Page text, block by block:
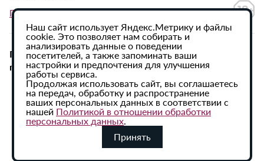
Политика в отношении обработки персональных данных
При использовании материалов сайта активная
гиперссылка на ИА «Регион 64» обязательна.
Наш сайт использует Яндекс.Метрику и файлы
cookie. Это позволяет нам собирать и
анализировать данные о поведении
посетителей, а также запоминать ваши
настройки и предпочтения для улучшения
работы сервиса.
Продолжая использовать сайт, вы соглашаетесь
на передач, обработку и распространение
ваших персональных данных в соответствии с
нашей Политикой в отношении обработки
персональных данных.
Принять